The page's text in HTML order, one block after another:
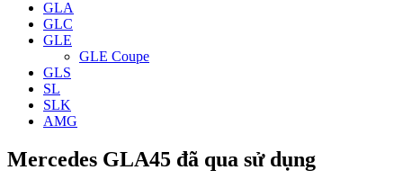
GLA
GLC
GLE
GLE Coupe
GLS
SL
SLK
AMG
Mercedes GLA45 đã qua sử dụng